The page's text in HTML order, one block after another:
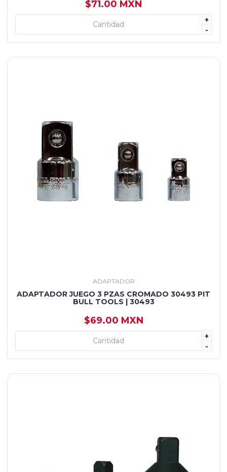
$71.00 MXN
+
-
+ AGREGAR
ADAPTADOR
ADAPTADOR JUEGO 3 PZAS CROMADO 30493 PIT
BULL TOOLS | 30493
$69.00 MXN
+
-
+ AGREGAR